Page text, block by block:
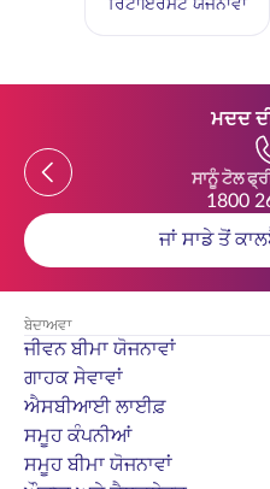
ਰਿਟਾਇਰਮੈਂਟ ਯੋਜਨਾਵਾਂ
ਮਦਦ
Previous
ਸਾਨੂੰ ਟੋਲ
1800
ਜਾਂ ਸਾਡੇ ਤੋਂ
ਬੇਦਾਅਵਾ
ਜੀਵਨ ਬੀਮਾ ਯੋਜਨਾਵਾਂ
ਗਾਹਕ ਸੇਵਾਵਾਂ
ਐਸਬੀਆਈ ਲਾਈਫ਼
ਸਮੂਹ ਕੰਪਨੀਆਂ
ਸਮੂਹ ਬੀਮਾ ਯੋਜਨਾਵਾਂ